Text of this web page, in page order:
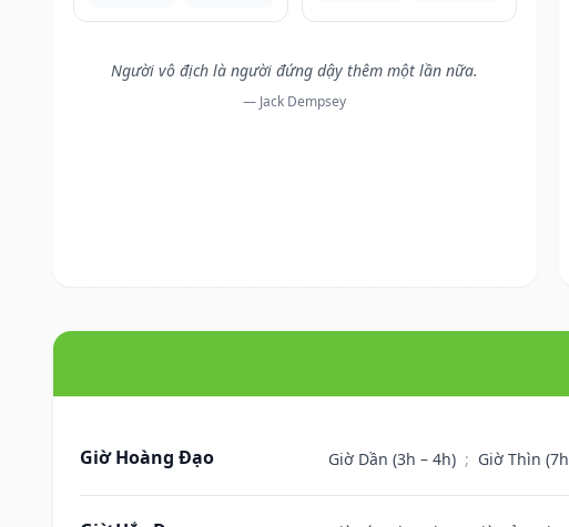
Người vô địch là người đứng dậy thêm một lần nữa.
— Jack Dempsey
Giờ Hoàng Đạo Giờ Dần (3h – 4h) ; Giờ Thìn